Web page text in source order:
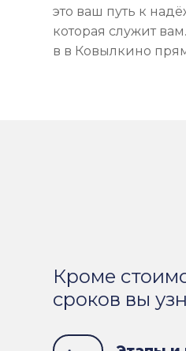
это ваш путь к
которая служит
в в Ковылкино
Кроме
сроков вы